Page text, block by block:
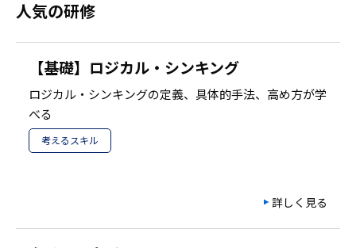
人気の研修
【基礎】ロジカル・シンキング
ロジカル・シンキングの定義、具体的手法、高め方が学
べる
考えるスキル
詳しく見る